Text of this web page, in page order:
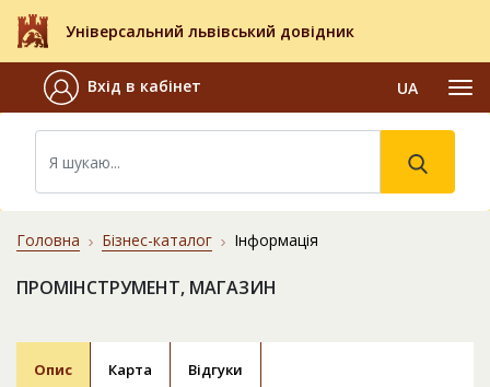
Універсальний львівський довідник
Вхід в кабінет UA
Головна Бізнес-каталог Інформація
ПРОМІНСТРУМЕНТ, МАГАЗИН
Опис Карта Відгуки